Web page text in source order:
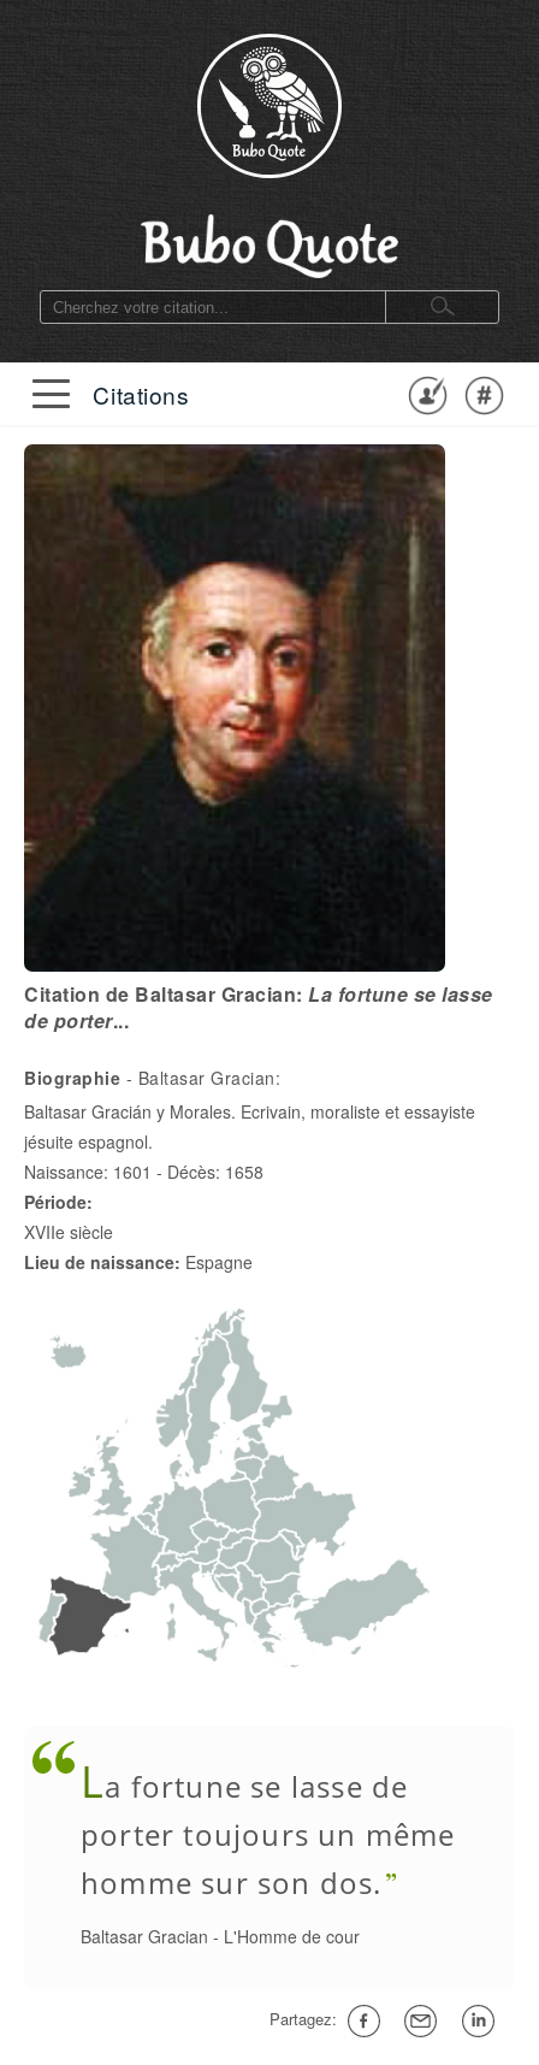
Citations
Citation de Baltasar Gracian: La fortune se lasse
de porter...
Biographie - Baltasar Gracian:
Baltasar Gracián y Morales. Ecrivain, moraliste et essayiste
jésuite espagnol.
Naissance: 1601 - Décès: 1658
Période:
XVIIe siècle
Lieu de naissance: Espagne
La fortune se lasse de
porter toujours un même
homme sur son dos.
Baltasar Gracian - L'Homme de cour
Partagez: